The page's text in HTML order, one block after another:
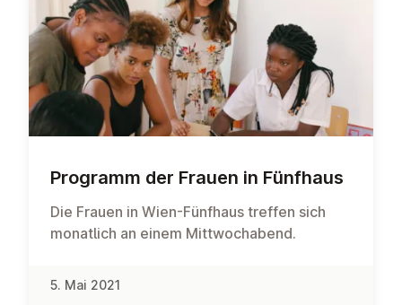
Programm der Frauen in Fünfhaus
Die Frauen in Wien-Fünfhaus treffen sich
monatlich an einem Mittwochabend.
5. Mai 2021